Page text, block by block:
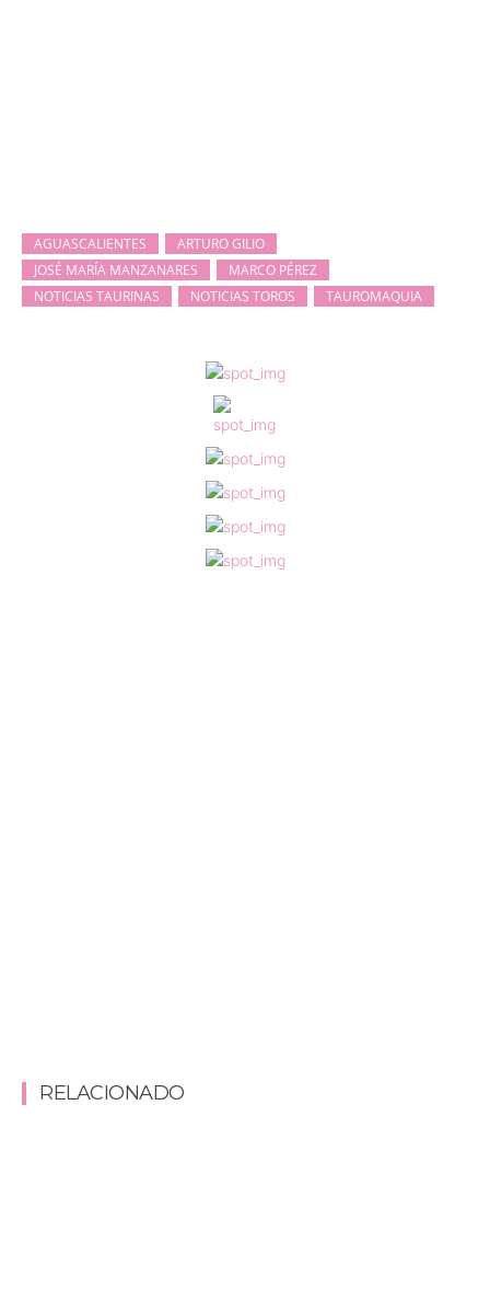
AGUASCALIENTES
ARTURO GILIO
JOSÉ MARÍA MANZANARES
MARCO PÉREZ
NOTICIAS TAURINAS
NOTICIAS TOROS TAUROMAQUIA
RELACIONADO